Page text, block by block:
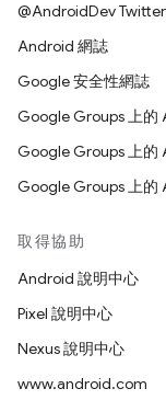
@AndroidDev
Android 網誌
Google 安全性網誌
Google Groups 上的
Google Groups 上的
Google Groups 上的
取得協助
Android 說明中心
Pixel 說明中心
Nexus 說明中心
www.android.com